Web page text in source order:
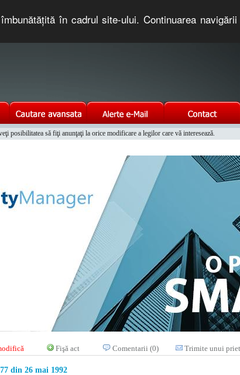
în cadrul site-ului. Continuarea
posibilitatea să fiţi anunţaţi la orice modificare a legilor care vă interesează.
Fişă act Comentarii (0) Trimite unui
din 26 mai 1992